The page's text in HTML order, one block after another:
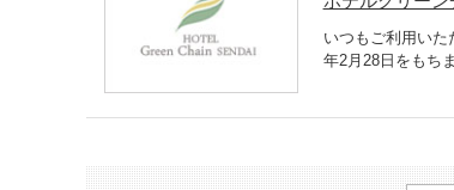
いつもご利用い
年2月28日をもち